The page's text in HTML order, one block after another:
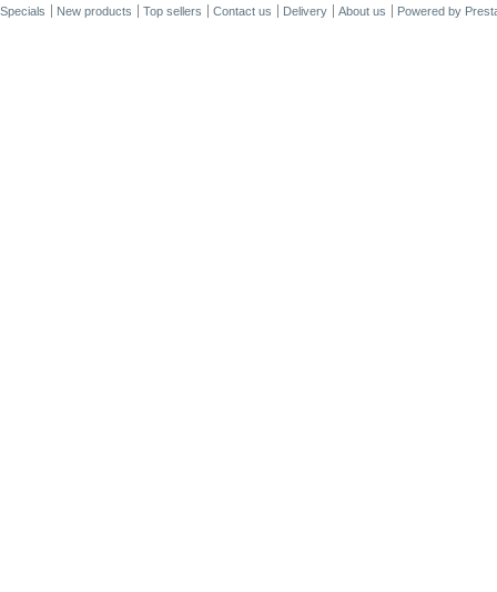
Specials New products Top sellers Contact us Delivery About us Powered by